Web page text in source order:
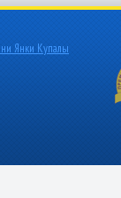
Янки Купалы